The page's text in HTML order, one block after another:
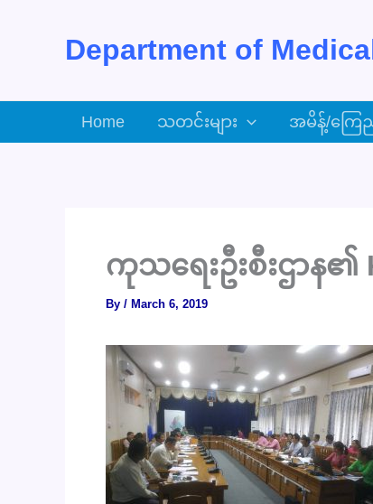
Department of
Home သတင်းများ အမိန့်/ကြေည
ကုသရေးဦးစီးဌာန၏
By / March 6, 2019